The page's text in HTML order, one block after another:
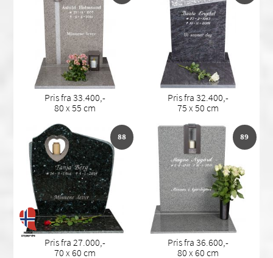
Pris fra 33.400,-
80 x 55 cm
Pris fra 32.400,-
75 x 50 cm
88
Pris fra 27.000,-
70 x 60 cm
89
Pris fra 36.600,-
80 x 60 cm